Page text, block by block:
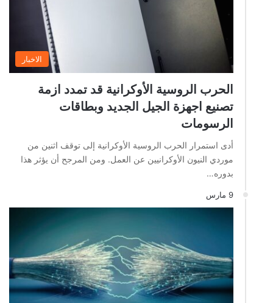
الاخبار
الحرب الروسية الأوكرانية قد تمدد ازمة
تصنيع اجهزة الجيل الجديد وبطاقات
الرسومات
أدى استمرار الحرب الروسية الأوكرانية إلى توقف اثنين من
موردي النيون الأوكرانيين عن العمل. ومن المرجح أن يؤثر هذا
بدوره…
9 مارس